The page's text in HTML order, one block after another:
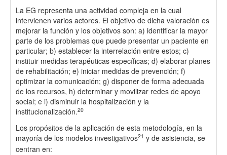
La EG representa una actividad compleja en la cual
intervienen varios actores. El objetivo de dicha valoración es
mejorar la función y los objetivos son: a) identificar la mayor
parte de los problemas que puede presentar un paciente en
particular; b) establecer la interrelación entre estos; c)
instituir medidas terapéuticas específicas; d) elaborar planes
de rehabilitación; e) iniciar medidas de prevención; f)
optimizar la comunicación; g) disponer de forma adecuada
de los recursos, h) determinar y movilizar redes de apoyo
social; e i) disminuir la hospitalización y la
institucionalización.20
Los propósitos de la aplicación de esta metodología, en la
mayoría de los modelos investigativos21 y de asistencia, se
centran en: